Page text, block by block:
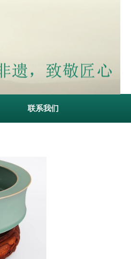
联系我们